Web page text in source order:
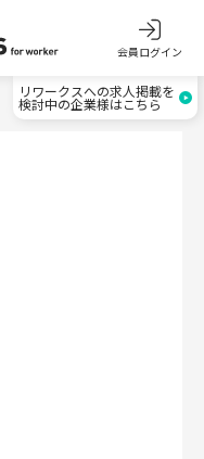
会員ログイン
リワークスへの求人掲載を
検討中の企業様はこちら